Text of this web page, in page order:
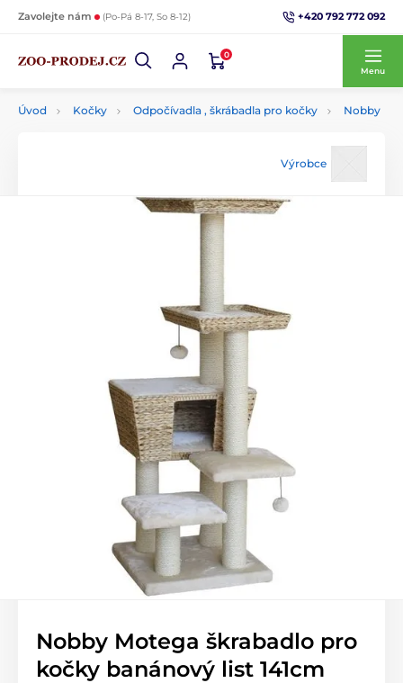
Zavolejte nám (Po-Pá 8-17, So 8-12) +420 792 772 092
0
Menu
Úvod Kočky Odpočívadla , škrábadla pro kočky Nobby
Výrobce
Nobby Motega škrabadlo pro
kočky banánový list 141cm